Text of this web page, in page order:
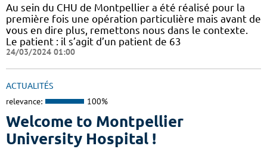
Au sein du CHU de Montpellier a été réalisé pour la
première fois une opération particulière mais avant de
vous en dire plus, remettons nous dans le contexte.
Le patient : il s’agit d’un patient de 63
24/03/2024 01:00
ACTUALITÉS
relevance: 100%
Welcome to Montpellier
University Hospital !